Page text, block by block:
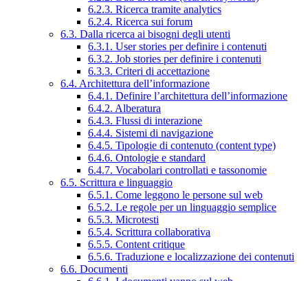
6.2.3. Ricerca tramite analytics
6.2.4. Ricerca sui forum
6.3. Dalla ricerca ai bisogni degli utenti
6.3.1. User stories per definire i contenuti
6.3.2. Job stories per definire i contenuti
6.3.3. Criteri di accettazione
6.4. Architettura dell’informazione
6.4.1. Definire l’architettura dell’informazione
6.4.2. Alberatura
6.4.3. Flussi di interazione
6.4.4. Sistemi di navigazione
6.4.5. Tipologie di contenuto (content type)
6.4.6. Ontologie e standard
6.4.7. Vocabolari controllati e tassonomie
6.5. Scrittura e linguaggio
6.5.1. Come leggono le persone sul web
6.5.2. Le regole per un linguaggio semplice
6.5.3. Microtesti
6.5.4. Scrittura collaborativa
6.5.5. Content critique
6.5.6. Traduzione e localizzazione dei contenuti
6.6. Documenti